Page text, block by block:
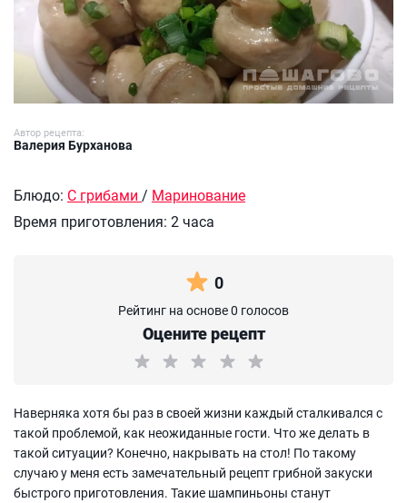
Автор рецепта:
Валерия Бурханова
Блюдо: С грибами / Маринование
Время приготовления: 2 часа
0
Рейтинг на основе 0 голосов
Оцените рецепт
Наверняка хотя бы раз в своей жизни каждый сталкивался с
такой проблемой, как неожиданные гости. Что же делать в
такой ситуации? Конечно, накрывать на стол! По такому
случаю у меня есть замечательный рецепт грибной закуски
быстрого приготовления. Такие шампиньоны станут